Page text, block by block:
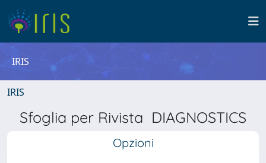
IRIS
IRIS
Sfoglia per Rivista DIAGNOSTICS
Opzioni